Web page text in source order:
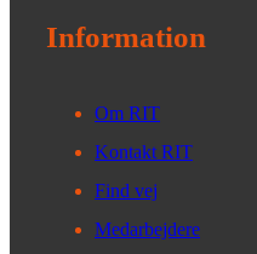
Information
Om RIT
Kontakt RIT
Find vej
Medarbejdere